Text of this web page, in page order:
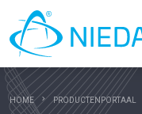
HOME PRODUCTENPORTAAL